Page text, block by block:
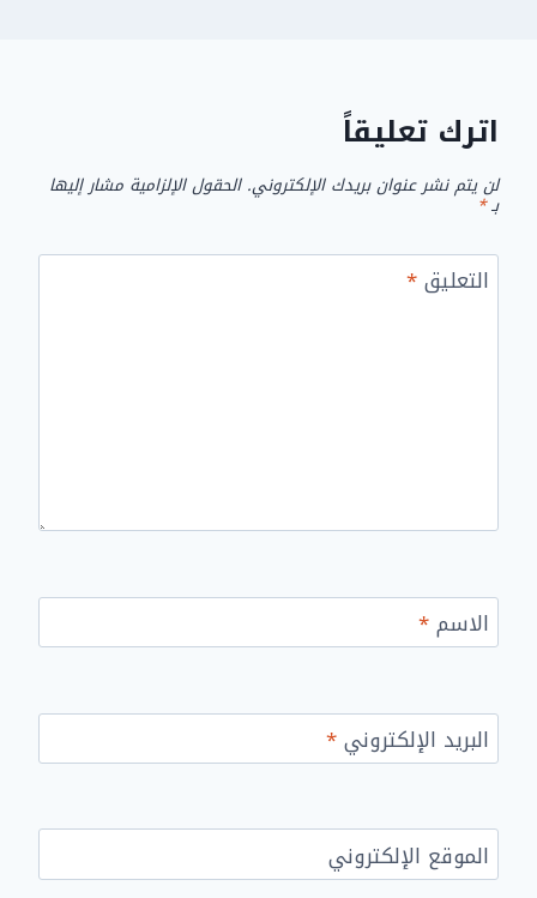
اترك تعليقاً
لن يتم نشر عنوان بريدك الإلكتروني. الحقول الإلزامية مشار إليها
بـ*
التعليق*
الاسم*
البريد الإلكتروني*
الموقع الإلكتروني